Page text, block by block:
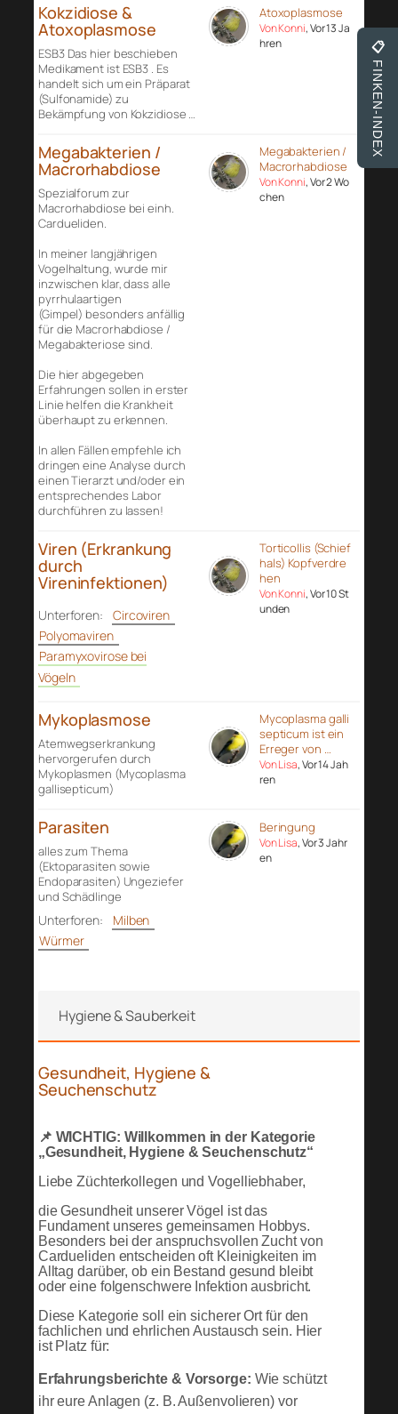
Kokzidiose &
Atoxoplasmose
ESB3 Das hier beschieben
Medikament ist ESB3 . Es
handelt sich um ein Präparat
(Sulfonamide) zu
Bekämpfung von Kokzidiose …
Atoxoplasmose
Von Konni, Vor 13 Ja
hren
Megabakterien /
Macrorhabdiose
Spezialforum zur
Macrorhabdiose bei einh.
Cardueliden.
In meiner langjährigen
Vogelhaltung, wurde mir
inzwischen klar, dass alle
pyrrhulaartigen
(Gimpel) besonders anfällig
für die Macrorhabdiose /
Megabakteriose sind.
Die hier abgegeben
Erfahrungen sollen in erster
Linie helfen die Krankheit
überhaupt zu erkennen.
In allen Fällen empfehle ich
dringen eine Analyse durch
einen Tierarzt und/oder ein
entsprechendes Labor
durchführen zu lassen!
Megabakterien /
Macrorhabdiose
Von Konni, Vor 2 Wo
chen
Viren (Erkrankung
durch
Vireninfektionen)
Unterforen:
Circoviren
Polyomaviren
Paramyxovirose bei
Vögeln
Torticollis (Schief
hals) Kopfverdre
hen
Von Konni, Vor 10 St
unden
Mykoplasmose
Atemwegserkrankung
hervorgerufen durch
Mykoplasmen (Mycoplasma
gallisepticum)
Mycoplasma galli
septicum ist ein
Erreger von …
Von Lisa, Vor 14 Jah
ren
Parasiten
alles zum Thema
(Ektoparasiten sowie
Endoparasiten) Ungeziefer
und Schädlinge
Unterforen:
Milben
Würmer
Beringung
Von Lisa, Vor 3 Jahr
en
Hygiene & Sauberkeit
Gesundheit, Hygiene &
Seuchenschutz
📌 WICHTIG: Willkommen in der Kategorie
„Gesundheit, Hygiene & Seuchenschutz“
Liebe Züchterkollegen und Vogelliebhaber,
die Gesundheit unserer Vögel ist das
Fundament unseres gemeinsamen Hobbys.
Besonders bei der anspruchsvollen Zucht von
Cardueliden entscheiden oft Kleinigkeiten im
Alltag darüber, ob ein Bestand gesund bleibt
oder eine folgenschwere Infektion ausbricht.
Diese Kategorie soll ein sicherer Ort für den
fachlichen und ehrlichen Austausch sein. Hier
ist Platz für:
Erfahrungsberichte & Vorsorge: Wie schützt
ihr eure Anlagen (z. B. Außenvolieren) vor
📋
FINKEN-INDEX